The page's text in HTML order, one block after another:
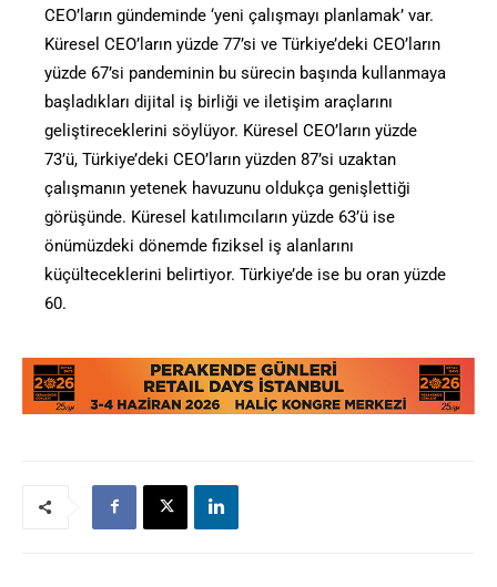
CEO’ların gündeminde ‘yeni çalışmayı planlamak’ var.
Küresel CEO’ların yüzde 77’si ve Türkiye’deki CEO’ların
yüzde 67’si pandeminin bu sürecin başında kullanmaya
başladıkları dijital iş birliği ve iletişim araçlarını
geliştireceklerini söylüyor. Küresel CEO’ların yüzde
73’ü, Türkiye’deki CEO’ların yüzden 87’si uzaktan
çalışmanın yetenek havuzunu oldukça genişlettiği
görüşünde. Küresel katılımcıların yüzde 63’ü ise
önümüzdeki dönemde fiziksel iş alanlarını
küçülteceklerini belirtiyor. Türkiye’de ise bu oran yüzde
60.